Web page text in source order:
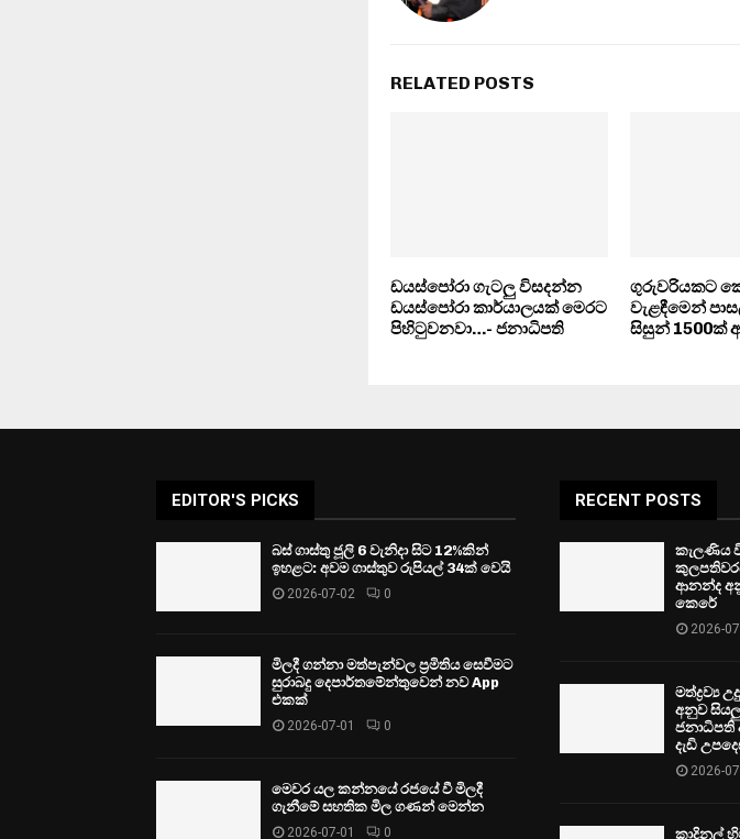
RELATED POSTS
ඩයස්පෝරා ගැටලු විසදන්න
ඩයස්පෝරා කාර්යාලයක් මෙරට
පිහිටුවනවා…- ජනාධිපති
ගුරුවරියකට
වැළඳීමෙන්
සිසුන් 1500ක්
EDITOR'S PICKS
බස් ගාස්තු ජූලි 6 වැනිදා සිට 12%කින්
ඉහළට: අවම ගාස්තුව රුපියල් 34ක් වෙයි
2026-07-02 0
මිලදී ගන්නා මත්පැන්වල ප්‍රමිතිය සෙවීමට
සුරාබදු දෙපාර්තමේන්තුවෙන් නව App
එකක්
2026-07-01 0
මෙවර යල කන්නයේ රජයේ වී මිලදී
ගැනීමේ සහතික මිල ගණන් මෙන්න
2026-07-01 0
RECENT POSTS
කැලණිය
ආනන්ද
කෙරේ
2026-
මත්ද්‍රව්‍ය
අනුව
ජනාධිපති
දැඩි
2026-
කාදිනල්